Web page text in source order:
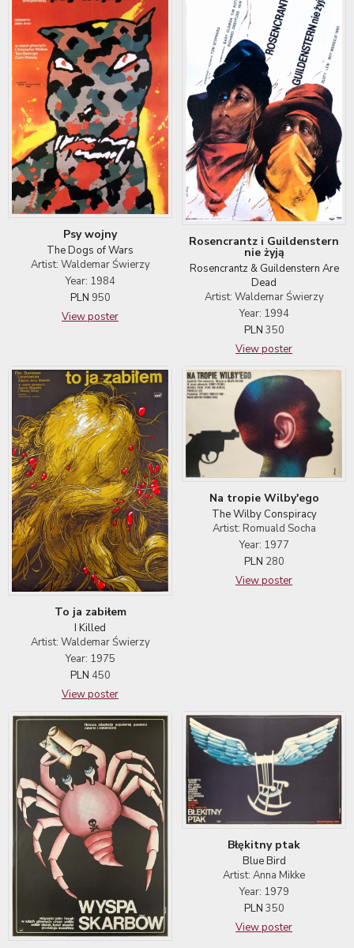
Psy wojny
The Dogs of Wars
Artist: Waldemar Świerzy
Year: 1984
PLN 950
View poster
Rosencrantz i Guildenstern
nie żyją
Rosencrantz & Guildenstern Are
Dead
Artist: Waldemar Świerzy
Year: 1994
PLN 350
View poster
To ja zabiłem
I Killed
Artist: Waldemar Świerzy
Year: 1975
PLN 450
View poster
Na tropie Wilby'ego
The Wilby Conspiracy
Artist: Romuald Socha
Year: 1977
PLN 280
View poster
Błękitny ptak
Blue Bird
Artist: Anna Mikke
Year: 1979
PLN 350
View poster